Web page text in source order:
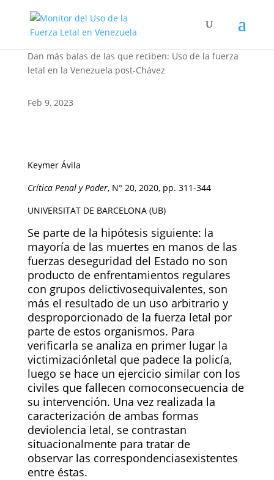
Dan más balas de las que reciben: Uso de la fuerza
letal en la Venezuela post-Chávez
Feb 9, 2023
Keymer Ávila
Crítica Penal y Poder, N° 20, 2020, pp. 311-344
UNIVERSITAT DE BARCELONA (UB)
Se parte de la hipótesis siguiente: la
mayoría de las muertes en manos de las
fuerzas deseguridad del Estado no son
producto de enfrentamientos regulares
con grupos delictivosequivalentes, son
más el resultado de un uso arbitrario y
desproporcionado de la fuerza letal por
parte de estos organismos. Para
verificarla se analiza en primer lugar la
victimizaciónletal que padece la policía,
luego se hace un ejercicio similar con los
civiles que fallecen comoconsecuencia de
su intervención. Una vez realizada la
caracterización de ambas formas
deviolencia letal, se contrastan
situacionalmente para tratar de
observar las correspondenciasexistentes
entre éstas.